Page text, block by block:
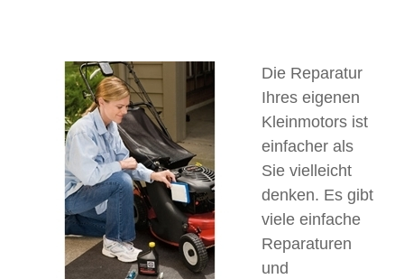
Die Reparatur
Ihres eigenen
Kleinmotors ist
einfacher als
Sie vielleicht
denken. Es gibt
viele einfache
Reparaturen
und